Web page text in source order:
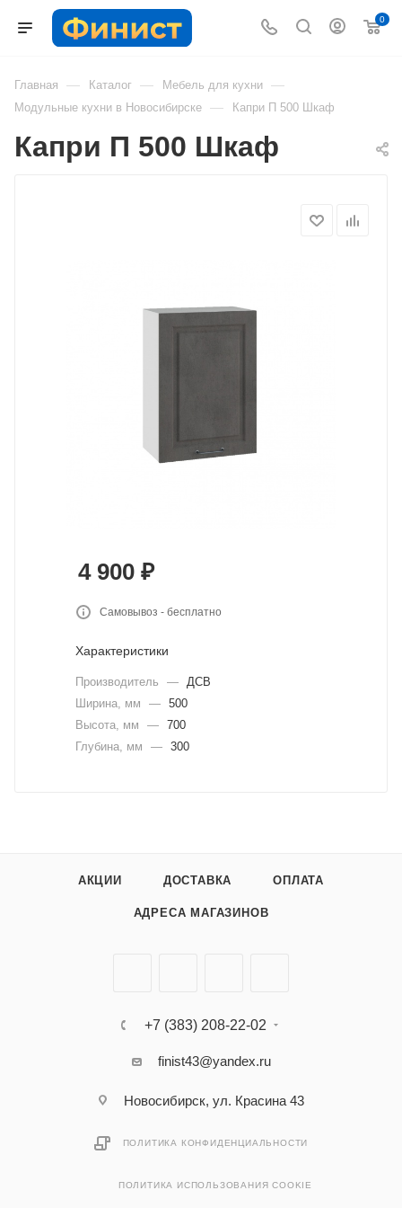
0
Главная — Каталог — Мебель для кухни —
Модульные кухни в Новосибирске — Капри П 500 Шкаф
Капри П 500 Шкаф
4 900 ₽
Самовывоз - бесплатно
Характеристики
Производитель — ДСВ
Ширина, мм
— 500
Высота, мм
— 700
Глубина, мм
— 300
АКЦИИ ДОСТАВКА ОПЛАТА
АДРЕСА МАГАЗИНОВ
+7 (383) 208-22-02
finist43@yandex.ru
Новосибирск, ул. Красина 43
ПОЛИТИКА КОНФИДЕНЦИАЛЬНОСТИ
ПОЛИТИКА ИСПОЛЬЗОВАНИЯ COOKIE